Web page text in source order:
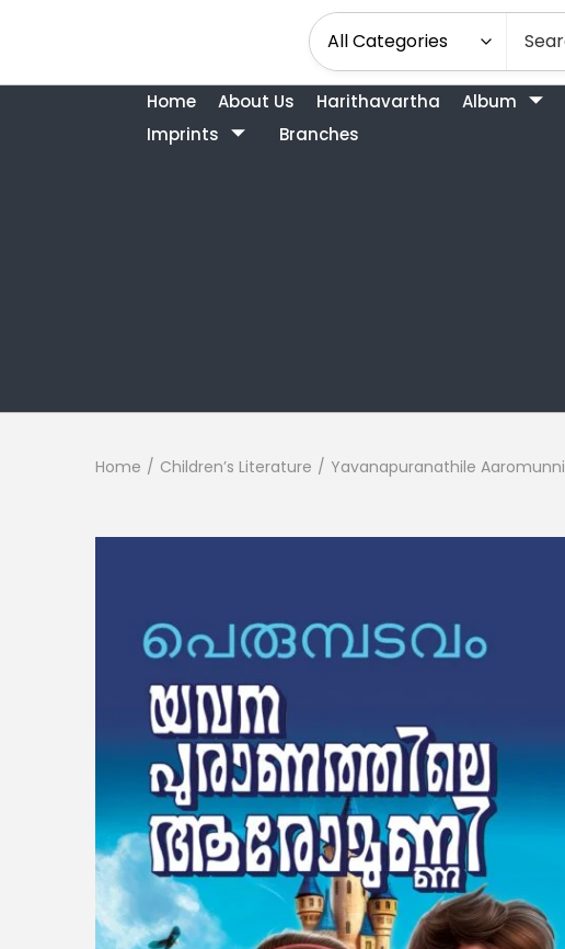
Home About Us Harithavartha Album
Imprints
Branches
Home / Children’s Literature / Yavanapuranathile Aaromunni